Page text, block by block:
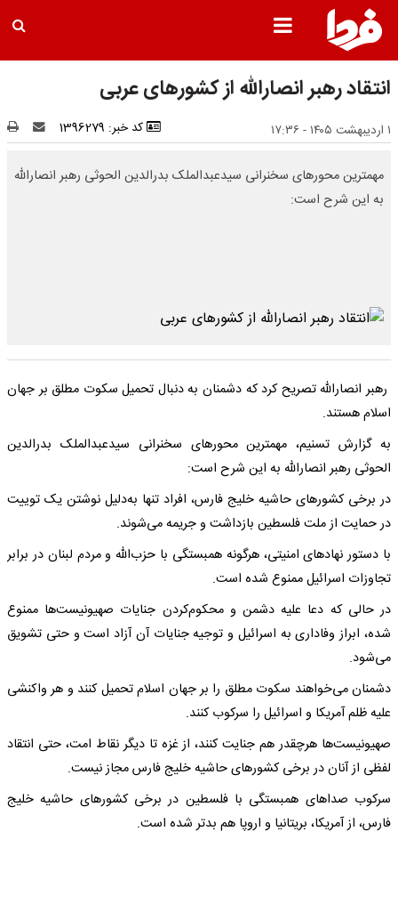
انتقاد رهبر انصارالله از کشورهای عربی
۱ اردیبهشت ۱۴۰۵ - ۱۷:۳۶ کد خبر: 1396279
مهمترین محورهای سخنرانی سیدعبدالملک بدرالدین الحوثی رهبر انصارالله
به این شرح است:
رهبر انصارالله تصریح کرد که دشمنان به دنبال تحمیل سکوت مطلق بر جهان
اسلام هستند.
به گزارش تسنیم، مهمترین محورهای سخنرانی سیدعبدالملک بدرالدین
الحوثی رهبر انصارالله به این شرح است:
در برخی کشورهای حاشیه خلیج فارس، افراد تنها به‌دلیل نوشتن یک توییت
در حمایت از ملت فلسطین بازداشت و جریمه می‌شوند.
با دستور نهادهای امنیتی، هرگونه همبستگی با حزب‌الله و مردم لبنان در برابر
تجاوزات اسرائیل ممنوع شده است.
در حالی که دعا علیه دشمن و محکوم‌کردن جنایات صهیونیست‌ها ممنوع
شده، ابراز وفاداری به اسرائیل و توجیه جنایات آن آزاد است و حتی تشویق
می‌شود.
دشمنان می‌خواهند سکوت مطلق را بر جهان اسلام تحمیل کنند و هر واکنشی
علیه ظلم آمریکا و اسرائیل را سرکوب کنند.
صهیونیست‌ها هرچقدر هم جنایت کنند، از غزه تا دیگر نقاط امت، حتی انتقاد
لفظی از آنان در برخی کشورهای حاشیه خلیج فارس مجاز نیست.
سرکوب صداهای همبستگی با فلسطین در برخی کشورهای حاشیه خلیج
فارس، از آمریکا، بریتانیا و اروپا هم بدتر شده است.